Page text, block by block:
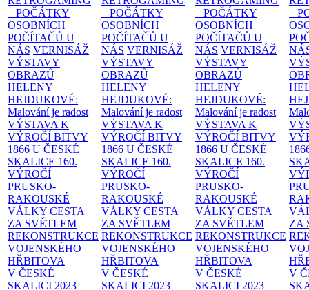
– POČÁTKY
OSOBNÍCH
POČÍTAČŮ U
NÁS VERNISÁŽ
VÝSTAVY
OBRAZŮ
HELENY
HEJDUKOVÉ:
Malování je radost
VÝSTAVA K
VÝROČÍ BITVY
1866 U ČESKÉ
SKALICE 160.
VÝROČÍ
PRUSKO-
RAKOUSKÉ
VÁLKY CESTA
ZA SVĚTLEM
REKONSTRUKCE
VOJENSKÉHO
HŘBITOVA
V ČESKÉ
SKALICI 2023–
– POČÁTKY
OSOBNÍCH
POČÍTAČŮ U
NÁS VERNISÁŽ
VÝSTAVY
OBRAZŮ
HELENY
HEJDUKOVÉ:
Malování je radost
VÝSTAVA K
VÝROČÍ BITVY
1866 U ČESKÉ
SKALICE 160.
VÝROČÍ
PRUSKO-
RAKOUSKÉ
VÁLKY CESTA
ZA SVĚTLEM
REKONSTRUKCE
VOJENSKÉHO
HŘBITOVA
V ČESKÉ
SKALICI 2023–
– POČÁTKY
OSOBNÍCH
POČÍTAČŮ U
NÁS VERNISÁŽ
VÝSTAVY
OBRAZŮ
HELENY
HEJDUKOVÉ:
Malování je radost
VÝSTAVA K
VÝROČÍ BITVY
1866 U ČESKÉ
SKALICE 160.
VÝROČÍ
PRUSKO-
RAKOUSKÉ
VÁLKY CESTA
ZA SVĚTLEM
REKONSTRUKCE
VOJENSKÉHO
HŘBITOVA
V ČESKÉ
SKALICI 2023–
–
ZA
V